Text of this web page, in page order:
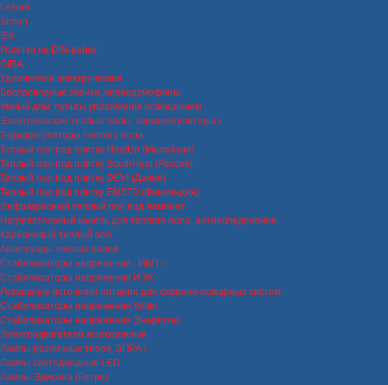
Lezard
Simon
IEK
Розетки на DIN-рейку
GIRA
Удлинители электрические
Беспроводные звонки, видеодомофоны
Умный дом, пульты управления освещением
Электрические теплые полы, терморегуляторы
Терморегуляторы теплого пола
Теплый пол под плитку HeatUp (Малайзия)
Теплый пол под плитку SouthHeat (Россия)
Теплый пол под плитку DEVI (Дания)
Теплый пол под плитку ENSTO (Финляндия)
Инфракрасный теплый пол под ламинат
Нагревательный кабель для теплого пола, антиобледенения
Карбоновый теплый пол
Аксессуары теплых полов
Стабилизаторы напряжения , ИБП
Стабилизаторы напряжения ИЭК
Резервные источники питания для охранно-пожарных систем
Стабилизаторы напряжения Volter
Стабилизаторы напряжения Энерготех
Электродвигатели асинхронные
Лампы различных типов, ЭПРА
Лампы светодиодные LED
Лампы Эдисона (Ретро)